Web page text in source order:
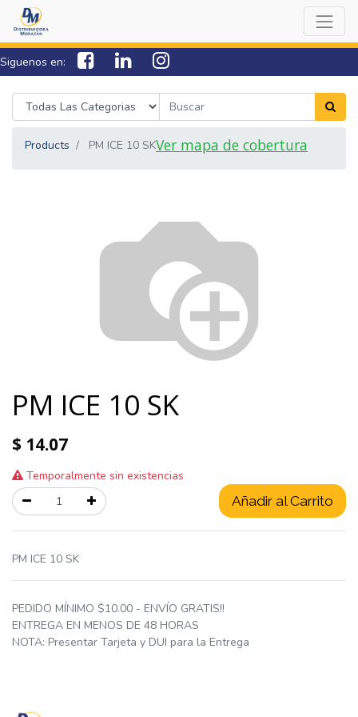
Siguenos en:
7538-0000 sac@lamorazan.com
Products PM ICE 10 SKVer mapa de cobertura
PM ICE 10 SK
$ 14.07
Temporalmente sin existencias
Añadir al Carrito
PM ICE 10 SK
PEDIDO MÍNIMO $10.00 - ENVÍO GRATIS!!
ENTREGA EN MENOS DE 48 HORAS
NOTA: Presentar Tarjeta y DUI para la Entrega